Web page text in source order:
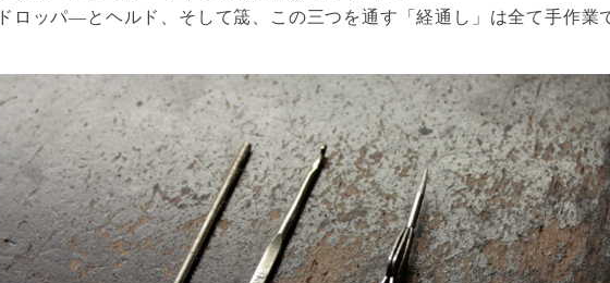
ドロッパ―とヘルド、そして筬、この三つを通す「経通し」は全て手作業